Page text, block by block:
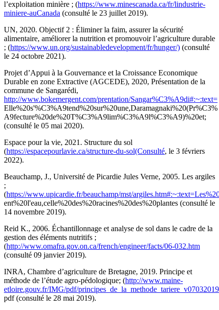
l’exploitation minière ; (https://www.minescanada.ca/fr/lindustrie-
miniere-auCanada (consulté le 23 juillet 2019).
UN, 2020. Objectif 2 : Éliminer la faim, assurer la sécurité
alimentaire, améliorer la nutrition et promouvoir l’agriculture durable
; (https://www.un.org/sustainabledevelopment/fr/hunger/) (consulté
le 24 octobre 2021).
Projet d’Appui à la Gouvernance et la Croissance Economique
Durable en zone Extractive (AGCEDE), 2020, Présentation de la
commune de Sangarédi,
http://www.bokemergent.com/prentation/Sangar%C3%A9di#:~:text=
Elle%20s'%C3%A9tend%20sur%20une,Daramagnaki%20(Pr%C3%
A9fecture%20de%20T%C3%A9lim%C3%A9l%C3%A9)%20et;
(consulté le 05 mai 2020).
Espace pour la vie, 2021. Structure du sol
(https://espacepourlavie.ca/structure-du-sol(Consulté, le 3 févriers
2022).
Beauchamp, J., Université de Picardie Jules Verne, 2005. Les argiles
;
(https://www.upicardie.fr/beauchamp/mst/
ent%20l'eau,celle%20des%20racines%20des%20plantes (consulté le
14 novembre 2019).
Reid K., 2006. Échantillonnage et analyse de sol dans le cadre de la
gestion des éléments nutritifs ;
(http://www.omafra.gov.on.ca/french/engineer/facts/06-032.htm
(consulté 09 janvier 2019).
INRA, Chambre d’agriculture de Bretagne, 2019. Principe et
méthode de l’étude agro-pédologique; (http://www.maine-
etloire.gouv.fr/IMG/pdf/principes_de_la_methode_tariere_v07032019
pdf (consulté le 28 mai 2019).